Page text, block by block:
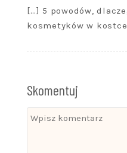
[…] 5 powodów,
kosmetyków w
Skomentuj